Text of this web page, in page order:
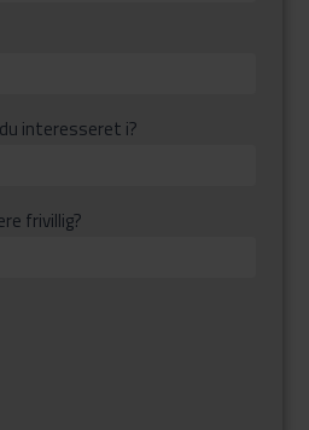
interesseret i?
frivillig?